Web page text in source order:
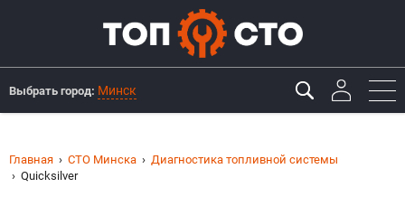
Выбрать город: Минск
Главная СТО Минска
Диагностика топливной системы
Quicksilver